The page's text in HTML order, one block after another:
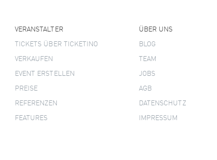
VERANSTALTER
TICKETS ÜBER TICKETINO
VERKAUFEN
EVENT ERSTELLEN
PREISE
REFERENZEN
FEATURES
ÜBER UNS
BLOG
TEAM
JOBS
AGB
DATENSCHUTZ
IMPRESSUM